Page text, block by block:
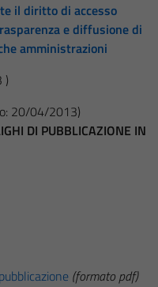
il diritto di accesso
e diffusione di
amministrazioni
)
20/04/2013)
DI PUBBLICAZIONE IN
(formato pdf)